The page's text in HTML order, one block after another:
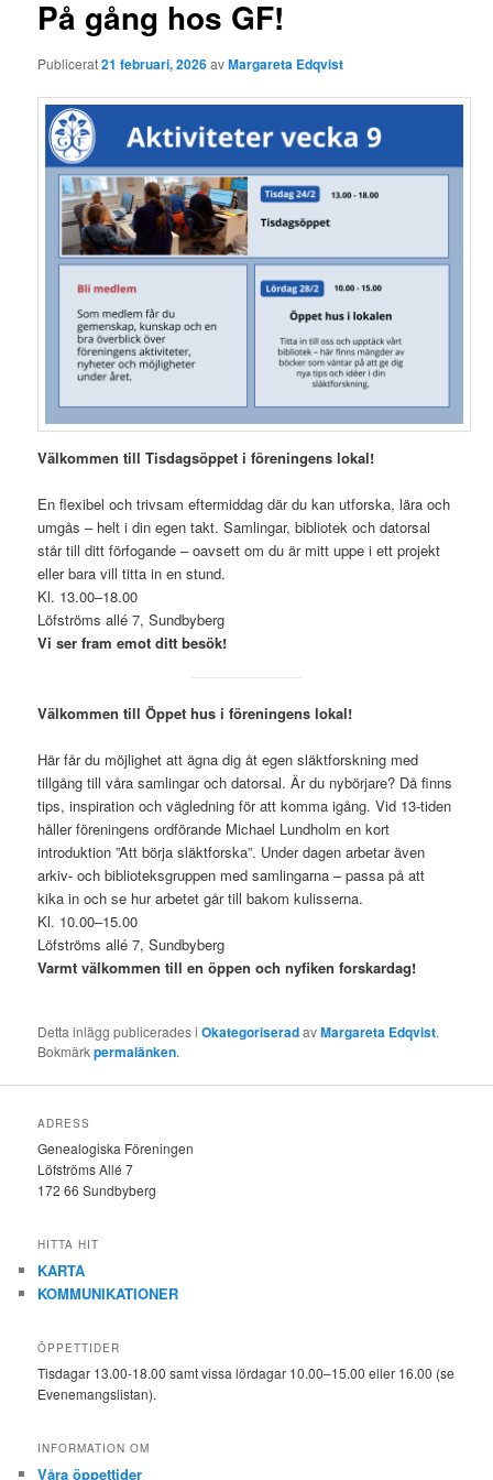
g
n
a
g
På gång hos GF!
Publicerat21 februari, 2026avMargareta Edqvist
Välkommen till Tisdagsöppet i föreningens lokal!
En flexibel och trivsam eftermiddag där du kan utforska, lära och
umgås – helt i din egen takt. Samlingar, bibliotek och datorsal
står till ditt förfogande – oavsett om du är mitt uppe i ett projekt
eller bara vill titta in en stund.
Kl. 13.00–18.00
Löfströms allé 7, Sundbyberg
Vi ser fram emot ditt besök!
Välkommen till Öppet hus i föreningens lokal!
Här får du möjlighet att ägna dig åt egen släktforskning med
tillgång till våra samlingar och datorsal. Är du nybörjare? Då finns
tips, inspiration och vägledning för att komma igång. Vid 13-tiden
håller föreningens ordförande Michael Lundholm en kort
introduktion ”Att börja släktforska”. Under dagen arbetar även
arkiv- och biblioteksgruppen med samlingarna – passa på att
kika in och se hur arbetet går till bakom kulisserna.
Kl. 10.00–15.00
Löfströms allé 7, Sundbyberg
Varmt välkommen till en öppen och nyfiken forskardag!
Detta inlägg publicerades iOkategoriseradavMargareta Edqvist.
Bokmärkpermalänken.
ADRESS
Genealogiska Föreningen
Löfströms Allé 7
172 66 Sundbyberg
HITTA HIT
KARTA
KOMMUNIKATIONER
ÖPPETTIDER
Tisdagar 13.00-18.00 samt vissa lördagar 10.00–15.00 eller 16.00 (se
Evenemangslistan).
INFORMATION OM
Våra öppettider